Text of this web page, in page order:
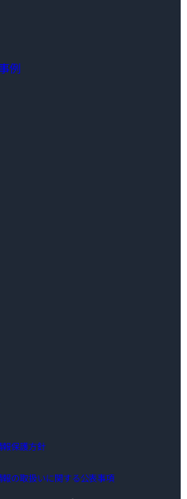
例
報保護方針
報の取扱いに関する公表事項